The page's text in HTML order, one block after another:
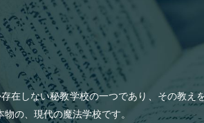
在しない秘教学校の一つであり、その教
の、現代の魔法学校です。